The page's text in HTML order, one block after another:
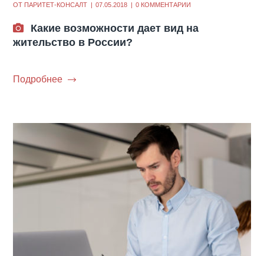
ОТ ПАРИТЕТ-КОНСАЛТ 07.05.2018 0 КОММЕНТАРИИ
Какие возможности дает вид на
жительство в России?
Подробнее